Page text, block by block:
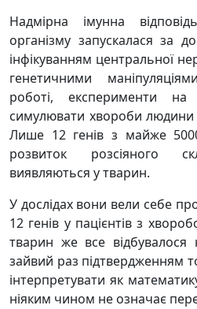
Надмірна імунна
організму запускалася за
інфікуванням центральної
генетичними
роботі, експерименти
симулювати хвороби людини
Лише 12 генів з майже
розвиток розсіяного
виявляються у тварин.
У дослідах вони вели себе
12 генів у пацієнтів з
тварин же все
зайвий раз підтвердженням
інтерпретувати як
ніяким чином не означає